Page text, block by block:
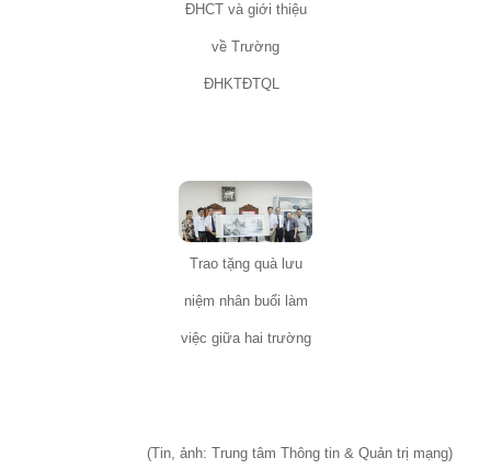
ĐHCT và giới thiệu
về Trường
ĐHKTĐTQL
Trao tặng quà lưu
niệm nhân buổi làm
việc giữa hai trường
(Tin, ảnh: Trung tâm Thông tin & Quản trị mạng)